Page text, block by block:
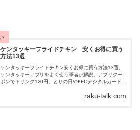
ケンタッキーフライドチキン 安くお得に買う
方法13選
ケンタッキーフライドチキン安くお得に買う方法13選。
ケンタッキーアプリをよく使う筆者が解説。アプリクー
ポンでドリンク120円。とりの日やKFCデジタルカード安
raku-talk.com